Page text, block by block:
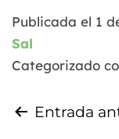
Publicada el 1
Sal
Categorizado
Entrada